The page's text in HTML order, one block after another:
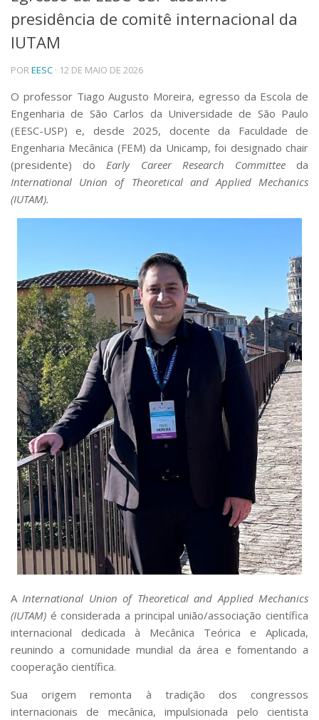
Telefones e Mapas
Pessoas
Ensino
Graduação
Educação a distância
Cursos de Extensão
Pesquisa e Inovação
Linhas de Pesquisa
Centros, Núcleos e Projetos em Rede
Pós-doutorado
Iniciação Científica
Transferência de Tecnologia
Projetos, Programas e Cursos
Artes, Cultura e Esportes
Museus e Espaços Interativos
Serviços
Bibliotecas
Apoio ao Estudante
Segurança, Trânsito e Prevenção
RH, Administrativo e Financeiro
Outros serviços
Comunicação
Assessorias e Mídias
Aplicativos e Sites
Jornal da USP
Agenda de Eventos
Defesa de Teses
presidência de comitê internacional da
IUTAM
POREESC · 12 DE MAIO DE 2026
O professor Tiago Augusto Moreira, egresso da Escola de
Engenharia de São Carlos da Universidade de São Paulo
(EESC-USP) e, desde 2025, docente da Faculdade de
Engenharia Mecânica (FEM) da Unicamp, foi designado chair
(presidente) do Early Career Research Committeeda
International Union of Theoretical and Applied Mechanics
(IUTAM).
A International Union of Theoretical and Applied Mechanics
(IUTAM) é considerada a principal união/associação científica
internacional dedicada à Mecânica Teórica e Aplicada,
reunindo a comunidade mundial da área e fomentando a
cooperação científica.
Sua origem remonta à tradição dos congressos
internacionais de mecânica, impulsionada pelo cientista